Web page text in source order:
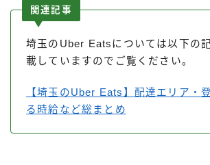
関連記事
埼玉のUber Eatsについては以下の
載していますのでご覧ください。
【埼玉のUber Eats】配達エリア・
る時給など総まとめ